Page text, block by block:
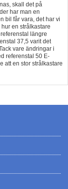
skall det på
har man en
bil får vara, det har vi
en strålkastare
längre
37,5 varit det
vare ändringar i
referenstal 50 E-
att en stor strålkastare